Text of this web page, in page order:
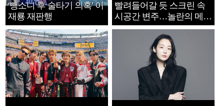
‘뺑소니 후 술타기 의혹’ 이
재룡 재판행
빨려들어갈 듯 스크린 속
시공간 변주…놀란의 메시
지는 ‘전쟁 속죄’